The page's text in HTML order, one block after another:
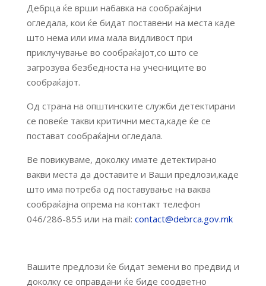
Дебрца ќе врши набавка на сообраќајни
огледала, кои ќе бидат поставени на места каде
што нема или има мала видливост при
приклучување во сообраќајот,со што се
загрозува безбедноста на учесниците во
сообраќајот.
Од страна на општинските служби детектирани
се повеќе такви критични места,каде ќе се
постават сообраќајни огледала.
Ве повикуваме, доколку имате детектирано
вакви места да доставите и Ваши предлози,каде
што има потреба од поставување на ваква
сообраќајна опрема на контакт телефон
046/286-855 или на mail: contact@debrca.gov.mk
Вашите предлози ќе бидат земени во предвид и
доколку се оправдани ќе биде соодветно